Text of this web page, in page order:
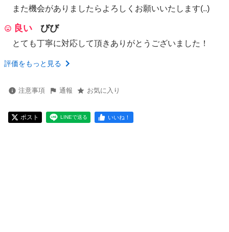
また機会がありましたらよろしくお願いいたします(..)
良い びび
とても丁寧に対応して頂きありがとうございました！
評価をもっと見る
注意事項 通報 お気に入り
ポスト LINEで送る いいね！